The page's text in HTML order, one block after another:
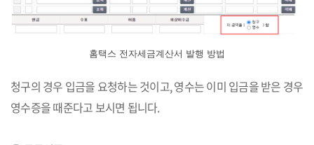
홈택스 전자세금계산서 발행 방법
청구의 경우 입금을 요청하는 것이고, 영수는 이미 입금을 받은 경우
영수증을 때준다고 보시면 됩니다.